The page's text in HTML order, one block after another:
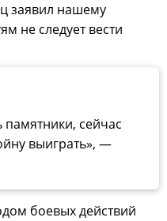
заявил нашему
не следует вести
памятники, сейчас
выиграть», —
боевых действий